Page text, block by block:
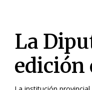
La
edición